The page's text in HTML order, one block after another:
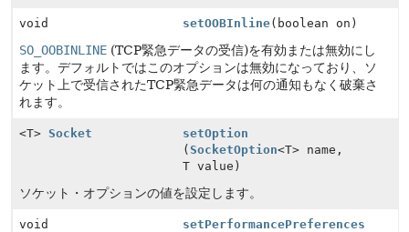
void setOOBInline(boolean on)
SO_OOBINLINE (TCP緊急データの受信)を有効または無効にし
ます。デフォルトではこのオプションは無効になっており、ソ
ケット上で受信されたTCP緊急データは何の通知もなく破棄さ
れます。
<T> Socket
setOption
(SocketOption<T> name,
T value)
ソケット・オプションの値を設定します。
void
setPerformancePreferences